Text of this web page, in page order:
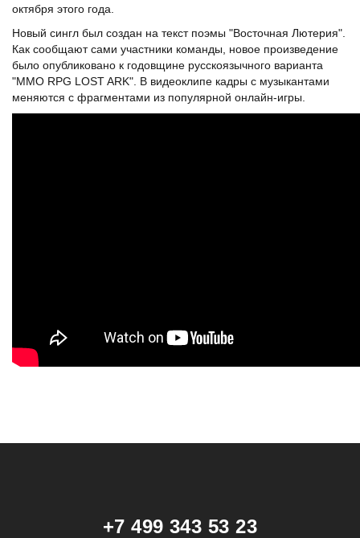
октября этого года.
Новый сингл был создан на текст поэмы "Восточная Лютерия".
Как сообщают сами участники команды, новое произведение
было опубликовано к годовщине русскоязычного варианта
"ММО RPG LOST ARK". В видеоклипе кадры с музыкантами
меняются с фрагментами из популярной онлайн-игры.
+7 499 343 53 23